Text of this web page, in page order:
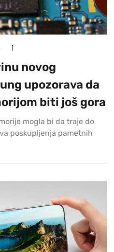
1
novog
upozorava da
biti još gora
mogla bi da traje do
poskupljenja pametnih